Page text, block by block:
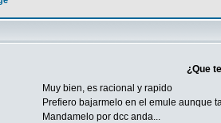
¿Que
Muy bien, es racional y rapido
Prefiero bajarmelo en el emule aunque
Mandamelo por dcc anda...